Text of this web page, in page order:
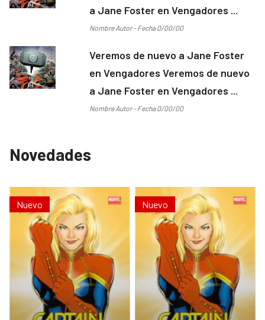
a Jane Foster en Vengadores ...
Nombre Autor - Fecha 0/00/00
Veremos de nuevo a Jane Foster
en Vengadores Veremos de nuevo
a Jane Foster en Vengadores ...
Nombre Autor - Fecha 0/00/00
Novedades
Nuevo Nuevo